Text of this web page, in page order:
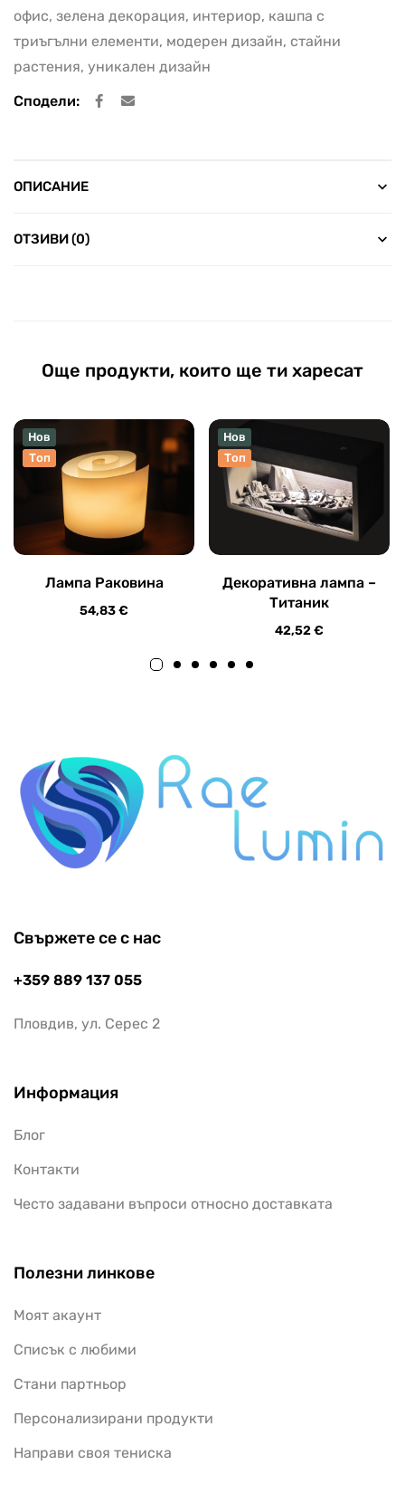
офис, зелена декорация, интериор, кашпа с
триъгълни елементи, модерен дизайн, стайни
растения, уникален дизайн
Сподели:
ОПИСАНИЕ
ОТЗИВИ (0)
Още продукти, които ще ти харесат
Нов
Топ
Лампа Раковина
54,83€
Нов
Топ
Декоративна лампа –
Титаник
42,52€
Свържете се с нас
+359 889 137 055
Пловдив, ул. Серес 2
Информация
Блог
Контакти
Често задавани въпроси относно доставката
Полезни линкове
Моят акаунт
Списък с любими
Стани партньор
Персонализирани продукти
Направи своя тениска